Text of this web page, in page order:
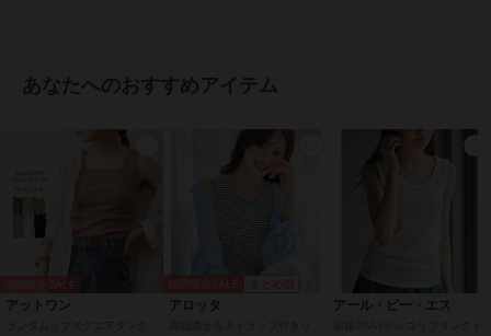
上あり/ 大きいサイズあり
ラー丈(トップス)
バングラデシュ
あなたへのおすすめアイテム
アットワン アロッタ アール・ピー・エス